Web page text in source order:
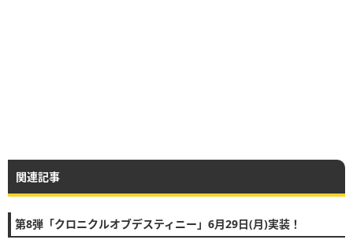
関連記事
第8弾「クロニクルオブデスティニー」6月29日(月)実装！